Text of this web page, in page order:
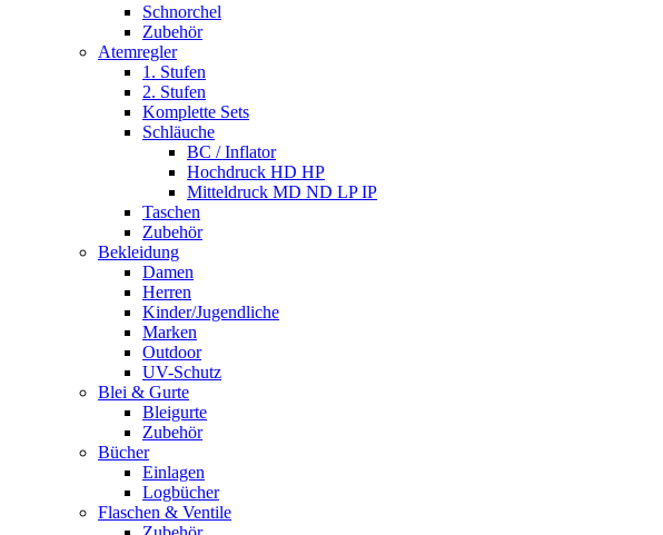
Schnorchel
Zubehör
Atemregler
1. Stufen
2. Stufen
Komplette Sets
Schläuche
BC / Inflator
Hochdruck HD HP
Mitteldruck MD ND LP IP
Taschen
Zubehör
Bekleidung
Damen
Herren
Kinder/Jugendliche
Marken
Outdoor
UV-Schutz
Blei & Gurte
Bleigurte
Zubehör
Bücher
Einlagen
Logbücher
Flaschen & Ventile